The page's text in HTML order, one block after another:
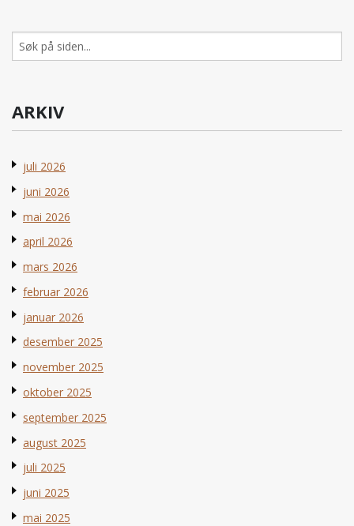
Søk
ARKIV
juli 2026
juni 2026
mai 2026
april 2026
mars 2026
februar 2026
januar 2026
desember 2025
november 2025
oktober 2025
september 2025
august 2025
juli 2025
juni 2025
mai 2025